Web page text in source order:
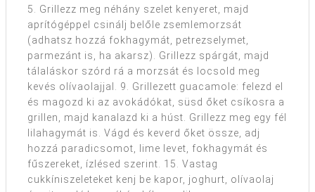
5. Grillezz meg néhány szelet kenyeret, majd
aprítógéppel csinálj belőle zsemlemorzsát
(adhatsz hozzá fokhagymát, petrezselymet,
parmezánt is, ha akarsz). Grillezz spárgát, majd
tálaláskor szórd rá a morzsát és locsold meg
kevés olívaolajjal. 9. Grillezett guacamole: felezd el
és magozd ki az avokádókat, süsd őket csíkosra a
grillen, majd kanalazd ki a húst. Grillezz meg egy fél
lilahagymát is. Vágd és keverd őket össze, adj
hozzá paradicsomot, lime levet, fokhagymát és
fűszereket, ízlésed szerint. 15. Vastag
cukkíniszeleteket kenj be kapor, joghurt, olívaolaj